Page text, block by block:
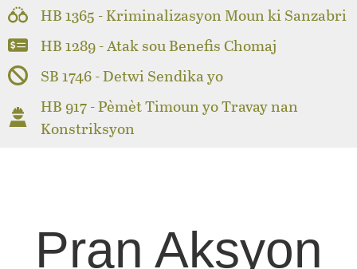
HB 1365 - Kriminalizasyon Moun ki Sanzabri
HB 1289 - Atak sou Benefis Chomaj
SB 1746 - Detwi Sendika yo
HB 917 - Pèmèt Timoun yo Travay nan
Konstriksyon
Pran Aksyon